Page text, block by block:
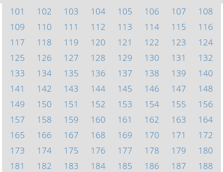
101
102 103 104 105 106 107
108
109
110 111 112 113 114 115
116
117
118 119 120 121 122 123
124
125
126 127 128 129 130 131
132
133
134 135 136 137 138 139
140
141
142 143 144 145 146 147
148
149
150 151 152 153 154 155
156
157
158 159 160 161 162 163
164
165
166 167 168 169 170 171
172
173
174 175 176 177 178 179
180
181
182 183 184 185 186 187
188